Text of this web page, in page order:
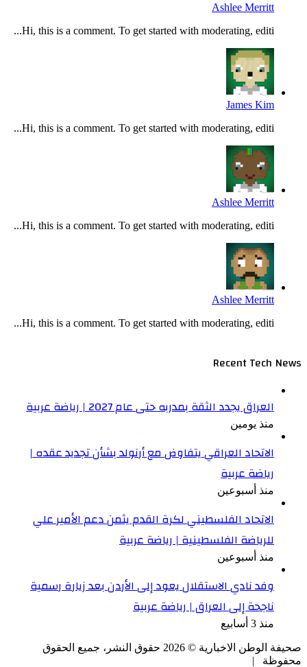
Ashlee Merritt
Hi, this is a comment. To get started with moderating, editi...
James Kim
Hi, this is a comment. To get started with moderating, editi...
Ashlee Merritt
Hi, this is a comment. To get started with moderating, editi...
Ashlee Merritt
Hi, this is a comment. To get started with moderating, editi...
Recent Tech News
العراق يجدد الثقة بمدربه حتى عام 2027 | رياضة عربية
منذ يومين
الاتحاد العراقي يتفاوض مع أرنولد بشأن تجديد عقده |
رياضة عربية
منذ أسبوعين
الاتحاد الفلسطيني لكرة القدم يثمن دعم الأمير علي
للرياضة الفلسطينية | رياضة عربية
منذ أسبوعين
وفد نادي الاستقلال يعود إلى الأردن بعد زيارة رسمية
ناجحة إلى العراق | رياضة عربية
منذ 3 أسابيع
صحيفة الوطن الاخبارية © 2026 حقوق النشر، جميع الحقوق
محفوظة |